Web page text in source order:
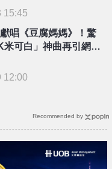
15:45
唱《豆腐媽媽》！驚
米可白」神曲再引網敲
12:00
Recommended by